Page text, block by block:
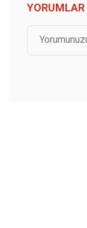
YORUMLAR